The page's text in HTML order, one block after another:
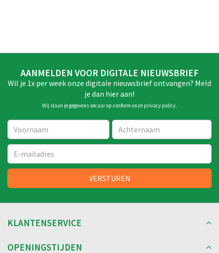
AANMELDEN VOOR DIGITALE NIEUWSBRIEF
Wil je 1x per week onze digitale nieuwsbrief ontvangen? Meld
je dan hier aan!
Wij slaan je gegevens secuur op conform onze privacy policy.
KLANTENSERVICE
OPENINGSTIJDEN